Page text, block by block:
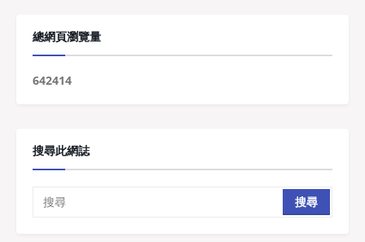
總網頁瀏覽量
642414
搜尋此網誌